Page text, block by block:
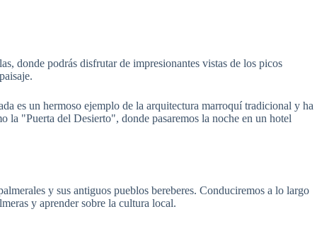
donde podrás disfrutar de impresionantes vistas de los picos
es un hermoso ejemplo de la arquitectura marroquí tradicional y ha
la "Puerta del Desierto", donde pasaremos la noche en un hotel
y sus antiguos pueblos bereberes. Conduciremos a lo largo
y aprender sobre la cultura local.